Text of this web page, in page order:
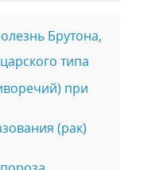
Брутона,
типа
при
(рак)